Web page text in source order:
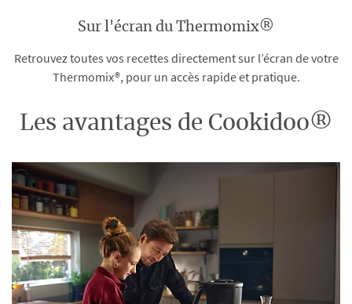
Sur l'écran du Thermomix®
Retrouvez toutes vos recettes directement sur l’écran de votre
Thermomix®, pour un accès rapide et pratique.
Les avantages de Cookidoo®